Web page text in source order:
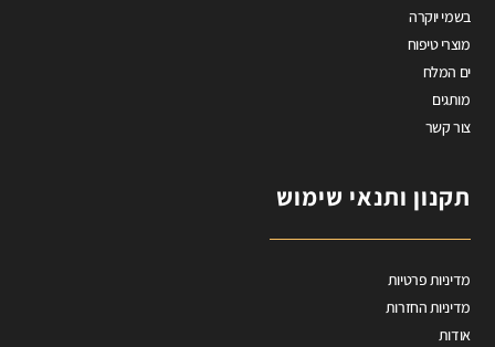
בשמי יוקרה
מוצרי טיפוח
ים המלח
מותגים
צור קשר
תקנון ותנאי שימוש
מדיניות פרטיות
מדיניות החזרות
אודות